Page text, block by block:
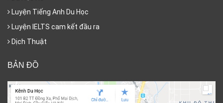
Luyện Tiếng Anh Du Học
Luyện IELTS cam kết đầu ra
Dịch Thuật
BẢN ĐỒ